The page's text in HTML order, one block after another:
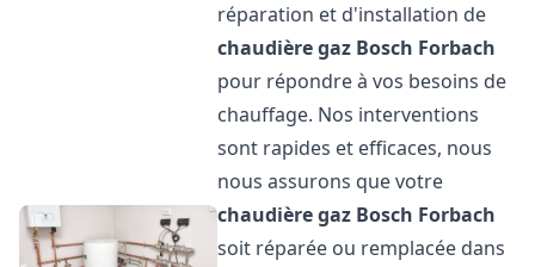
réparation et d'installation de
chaudière gaz Bosch Forbach
pour répondre à vos besoins de
chauffage. Nos interventions
sont rapides et efficaces, nous
nous assurons que votre
chaudière gaz Bosch Forbach
soit réparée ou remplacée dans